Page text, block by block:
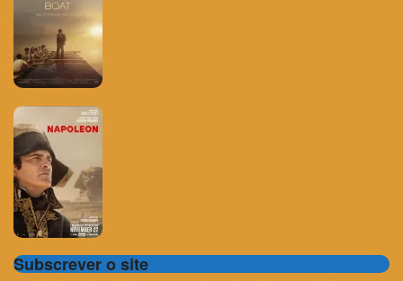
Subscrever o site